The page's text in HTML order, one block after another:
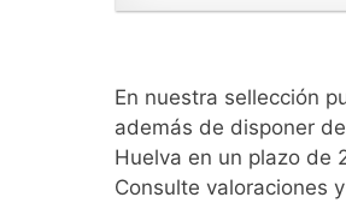
En nuestra sellección
además de disponer
Huelva en un plazo de
Consulte valoraciones